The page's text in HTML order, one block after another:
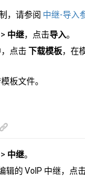
，请参阅 中继-导入
> 中继，点击导入。
点击下载模板，在
板文件。
> 中继。
辑的 VoIP 中继，点